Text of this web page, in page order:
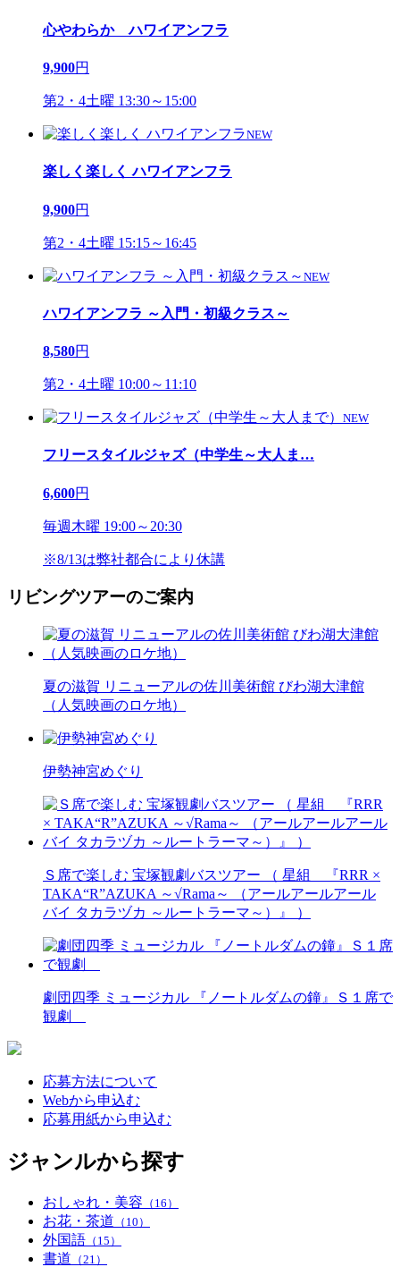
心やわらか ハワイアンフラ
9,900円
第2・4土曜 13:30～15:00
NEW
楽しく楽しく ハワイアンフラ
9,900円
第2・4土曜 15:15～16:45
NEW
ハワイアンフラ ～入門・初級クラス～
8,580円
第2・4土曜 10:00～11:10
NEW
フリースタイルジャズ（中学生～大人ま…
6,600円
毎週木曜 19:00～20:30
※8/13は弊社都合により休講
リビングツアーのご案内
夏の滋賀 リニューアルの佐川美術館 びわ湖大津館
（人気映画のロケ地）
伊勢神宮めぐり
Ｓ席で楽しむ 宝塚観劇バスツアー （ 星組 『RRR ×
TAKA“R”AZUKA ～√Rama～ （アールアールアール
バイ タカラヅカ ～ルートラーマ～）』 ）
劇団四季 ミュージカル 『ノートルダムの鐘』Ｓ１席で
観劇
応募方法について
Webから申込む
応募用紙から申込む
ジャンルから探す
おしゃれ・美容 （16）
お花・茶道 （10）
外国語 （15）
書道 （21）